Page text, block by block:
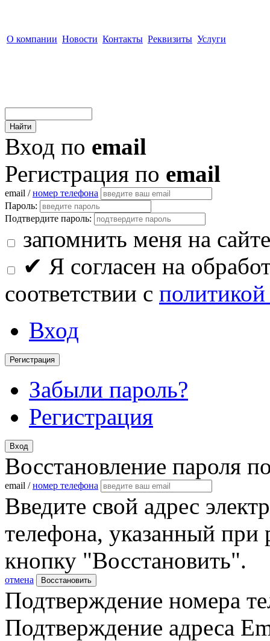
О компании Новости Контакты Реквизиты Услуги
Вход по email
Регистрация по email
email /номер телефона
Пароль:
Подтвердите пароль:
запомнить меня на сайте
✔ Я согласен на
соответствии с
Вход
Регистрация
Забыли пароль?
Регистрация
Вход
Восстановление пароля
email /номер телефона
Введите свой адрес
телефона, указанный при
кнопку "Восстановить".
отмена Восстановить
Подтверждение номера
Подтверждение адреса